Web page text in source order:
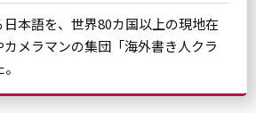
本語を、世界80カ国以上の現地在
メラマンの集団「海外書き人クラ